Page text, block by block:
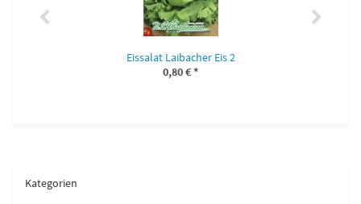
Eissalat Laibacher Eis 2
0,80 €*
Kategorien